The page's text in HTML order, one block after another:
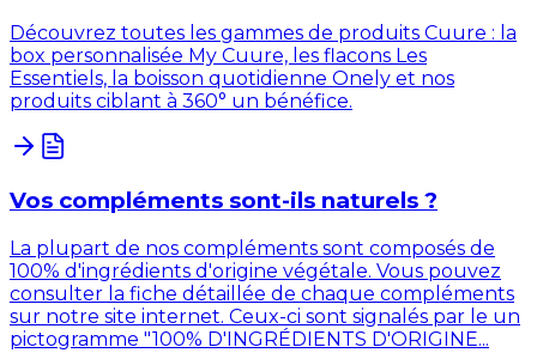
Découvrez toutes les gammes de produits Cuure : la
box personnalisée My Cuure, les flacons Les
Essentiels, la boisson quotidienne Onely et nos
produits ciblant à 360° un bénéfice.
Vos compléments sont-ils naturels ?
La plupart de nos compléments sont composés de
100% d'ingrédients d'origine végétale. Vous pouvez
consulter la fiche détaillée de chaque compléments
sur notre site internet. Ceux-ci sont signalés par le un
pictogramme "100% D'INGRÉDIENTS D'ORIGINE...